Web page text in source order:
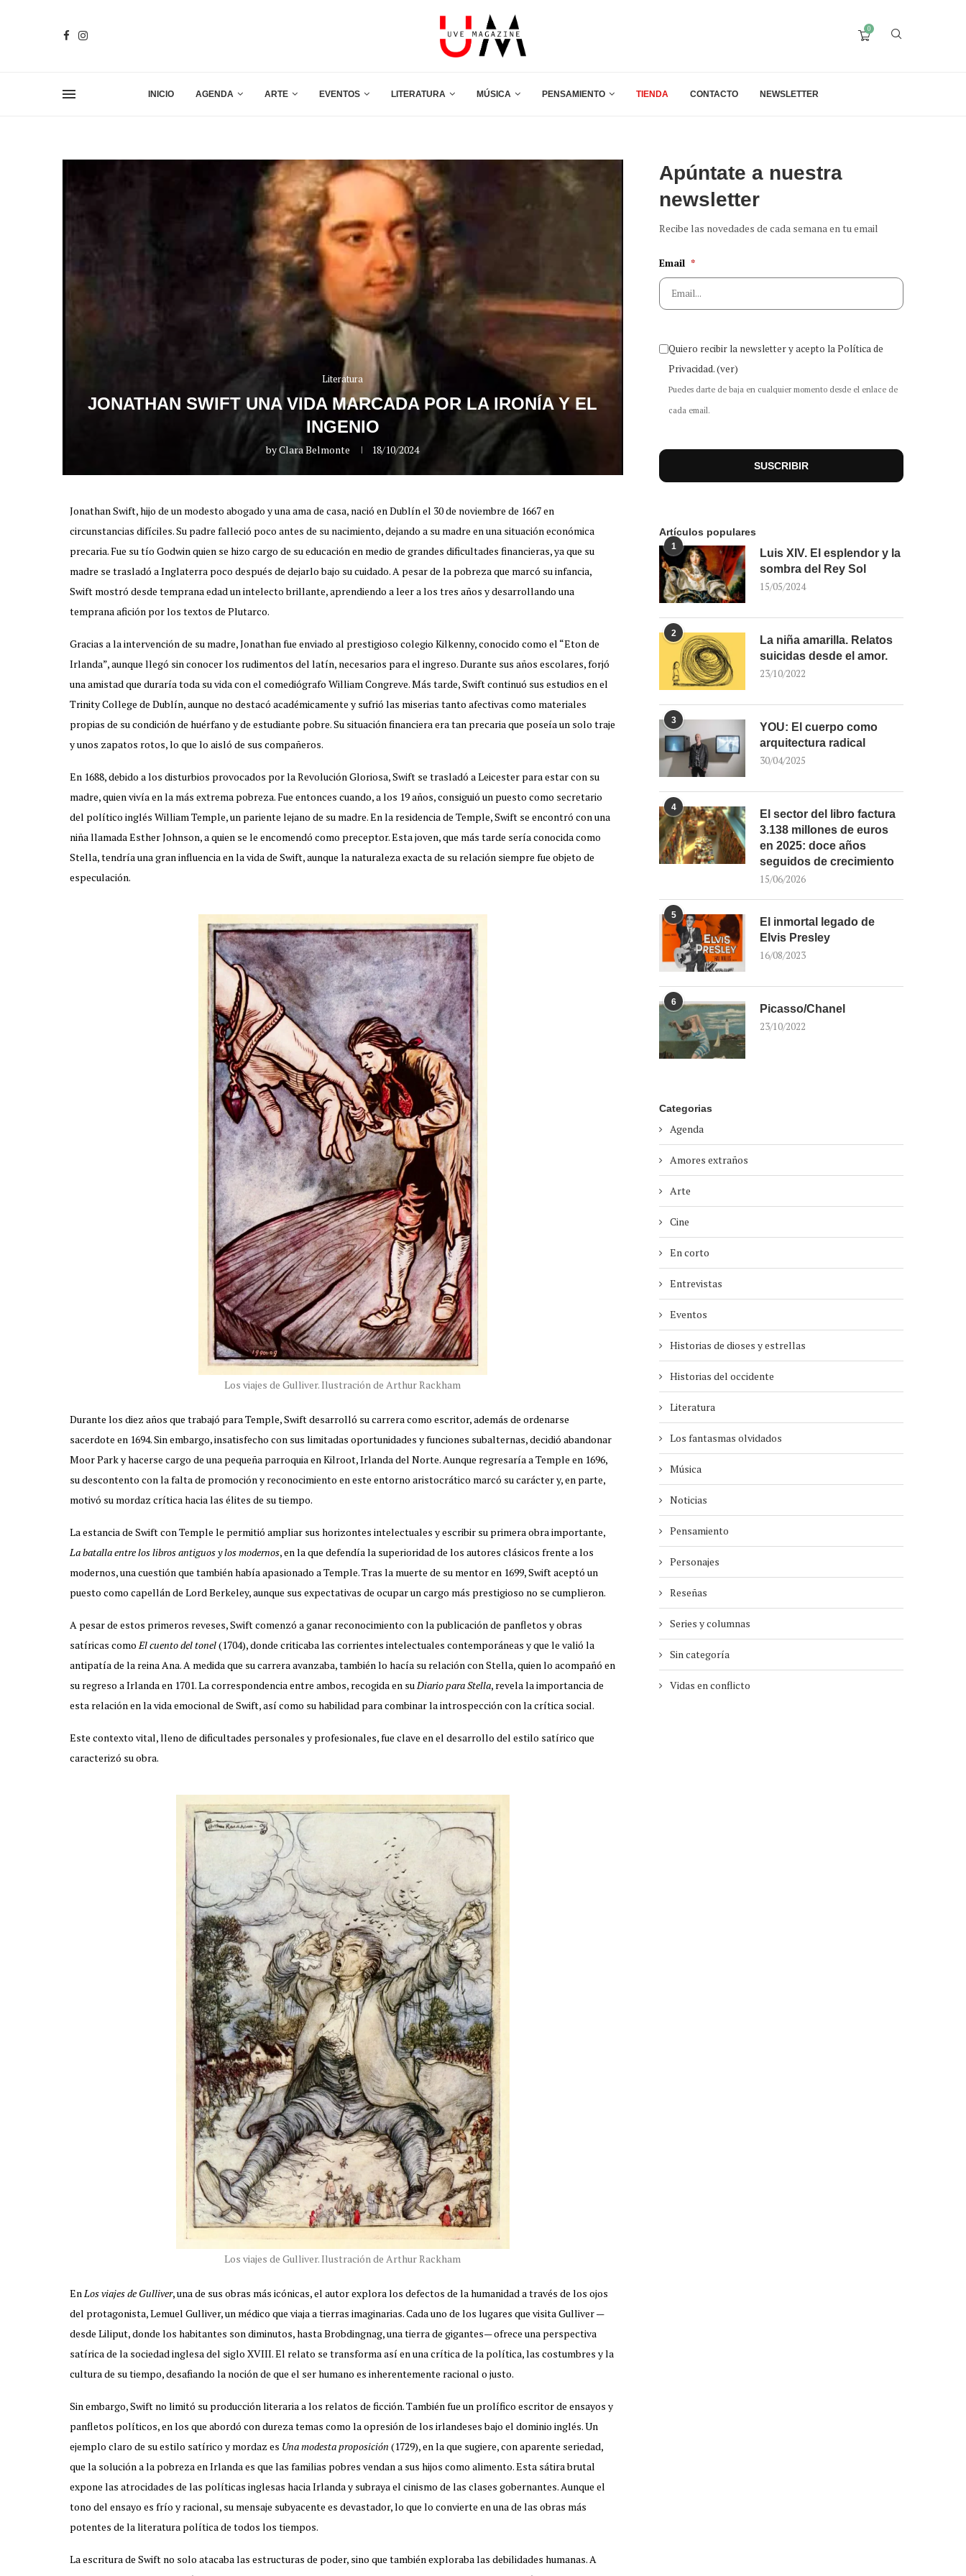
0
INICIO AGENDA ARTE EVENTOS LITERATURA MÚSICA PENSAMIENTO TIENDA CONTACTO NEWSLETTER
Literatura
JONATHAN SWIFT UNA VIDA MARCADA POR LA IRONÍA Y EL
INGENIO
byClara Belmonte 18/10/2024
Jonathan Swift, hijo de un modesto abogado y una ama de casa, nació en Dublín el 30 de noviembre de 1667 en
circunstancias difíciles. Su padre falleció poco antes de su nacimiento, dejando a su madre en una situación económica
precaria. Fue su tío Godwin quien se hizo cargo de su educación en medio de grandes dificultades financieras, ya que su
madre se trasladó a Inglaterra poco después de dejarlo bajo su cuidado. A pesar de la pobreza que marcó su infancia,
Swift mostró desde temprana edad un intelecto brillante, aprendiendo a leer a los tres años y desarrollando una
temprana afición por los textos de Plutarco.
Gracias a la intervención de su madre, Jonathan fue enviado al prestigioso colegio Kilkenny, conocido como el “Eton de
Irlanda”, aunque llegó sin conocer los rudimentos del latín, necesarios para el ingreso. Durante sus años escolares, forjó
una amistad que duraría toda su vida con el comediógrafo William Congreve. Más tarde, Swift continuó sus estudios en el
Trinity College de Dublín, aunque no destacó académicamente y sufrió las miserias tanto afectivas como materiales
propias de su condición de huérfano y de estudiante pobre. Su situación financiera era tan precaria que poseía un solo traje
y unos zapatos rotos, lo que lo aisló de sus compañeros.
En 1688, debido a los disturbios provocados por la Revolución Gloriosa, Swift se trasladó a Leicester para estar con su
madre, quien vivía en la más extrema pobreza. Fue entonces cuando, a los 19 años, consiguió un puesto como secretario
del político inglés William Temple, un pariente lejano de su madre. En la residencia de Temple, Swift se encontró con una
niña llamada Esther Johnson, a quien se le encomendó como preceptor. Esta joven, que más tarde sería conocida como
Stella, tendría una gran influencia en la vida de Swift, aunque la naturaleza exacta de su relación siempre fue objeto de
especulación.
Los viajes de Gulliver. Ilustración de Arthur Rackham
Durante los diez años que trabajó para Temple, Swift desarrolló su carrera como escritor, además de ordenarse
sacerdote en 1694. Sin embargo, insatisfecho con sus limitadas oportunidades y funciones subalternas, decidió abandonar
Moor Park y hacerse cargo de una pequeña parroquia en Kilroot, Irlanda del Norte. Aunque regresaría a Temple en 1696,
su descontento con la falta de promoción y reconocimiento en este entorno aristocrático marcó su carácter y, en parte,
motivó su mordaz crítica hacia las élites de su tiempo.
La estancia de Swift con Temple le permitió ampliar sus horizontes intelectuales y escribir su primera obra importante,
La batalla entre los libros antiguos y los modernos, en la que defendía la superioridad de los autores clásicos frente a los
modernos, una cuestión que también había apasionado a Temple. Tras la muerte de su mentor en 1699, Swift aceptó un
puesto como capellán de Lord Berkeley, aunque sus expectativas de ocupar un cargo más prestigioso no se cumplieron.
A pesar de estos primeros reveses, Swift comenzó a ganar reconocimiento con la publicación de panfletos y obras
satíricas comoEl cuento del tonel(1704), donde criticaba las corrientes intelectuales contemporáneas y que le valió la
antipatía de la reina Ana. A medida que su carrera avanzaba, también lo hacía su relación con Stella, quien lo acompañó en
su regreso a Irlanda en 1701. La correspondencia entre ambos, recogida en suDiario para Stella, revela la importancia de
esta relación en la vida emocional de Swift, así como su habilidad para combinar la introspección con la crítica social.
Este contexto vital, lleno de dificultades personales y profesionales, fue clave en el desarrollo del estilo satírico que
caracterizó su obra.
Los viajes de Gulliver. Ilustración de Arthur Rackham
EnLos viajes de Gulliver, una de sus obras más icónicas, el autor explora los defectos de la humanidad a través de los ojos
del protagonista, Lemuel Gulliver, un médico que viaja a tierras imaginarias. Cada uno de los lugares que visita Gulliver —
desde Liliput, donde los habitantes son diminutos, hasta Brobdingnag, una tierra de gigantes— ofrece una perspectiva
satírica de la sociedad inglesa del siglo XVIII. El relato se transforma así en una crítica de la política, las costumbres y la
cultura de su tiempo, desafiando la noción de que el ser humano es inherentemente racional o justo.
Sin embargo, Swift no limitó su producción literaria a los relatos de ficción. También fue un prolífico escritor de ensayos y
panfletos políticos, en los que abordó con dureza temas como la opresión de los irlandeses bajo el dominio inglés. Un
ejemplo claro de su estilo satírico y mordaz es Una modesta proposición (1729), en la que sugiere, con aparente seriedad,
que la solución a la pobreza en Irlanda es que las familias pobres vendan a sus hijos como alimento. Esta sátira brutal
expone las atrocidades de las políticas inglesas hacia Irlanda y subraya el cinismo de las clases gobernantes. Aunque el
tono del ensayo es frío y racional, su mensaje subyacente es devastador, lo que lo convierte en una de las obras más
potentes de la literatura política de todos los tiempos.
La escritura de Swift no solo atacaba las estructuras de poder, sino que también exploraba las debilidades humanas. A
Apúntate a nuestra
newsletter
Recibe las novedades de cada semana en tu email
Email *
Quiero recibir la newsletter y acepto la Política de
Privacidad.(ver)
Puedes darte de baja en cualquier momento desde el enlace de
cada email.
Artículos populares
1
Luis XIV. El esplendor y la
sombra del Rey Sol
15/05/2024
2
La niña amarilla. Relatos
suicidas desde el amor.
23/10/2022
3
YOU: El cuerpo como
arquitectura radical
30/04/2025
4
El sector del libro factura
3.138 millones de euros
en 2025: doce años
seguidos de crecimiento
15/06/2026
5
El inmortal legado de
Elvis Presley
16/08/2023
6
Picasso/Chanel
23/10/2022
Categorias
Agenda
Amores extraños
Arte
Cine
En corto
Entrevistas
Eventos
Historias de dioses y estrellas
Historias del occidente
Literatura
Los fantasmas olvidados
Música
Noticias
Pensamiento
Personajes
Reseñas
Series y columnas
Sin categoría
Vidas en conflicto